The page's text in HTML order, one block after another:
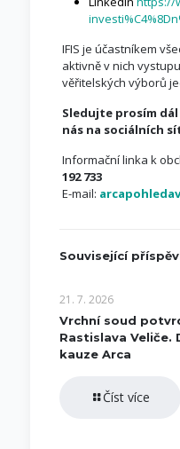
IFIS je účastníkem
aktivně v nich
věřitelských výborů
Sledujte prosím
nás na sociálních
Informační linka k
192 733
E-mail:
Související
21. 7. 2026
Vrchní soud
Rastislava Veliče.
kauze Arca
Číst více